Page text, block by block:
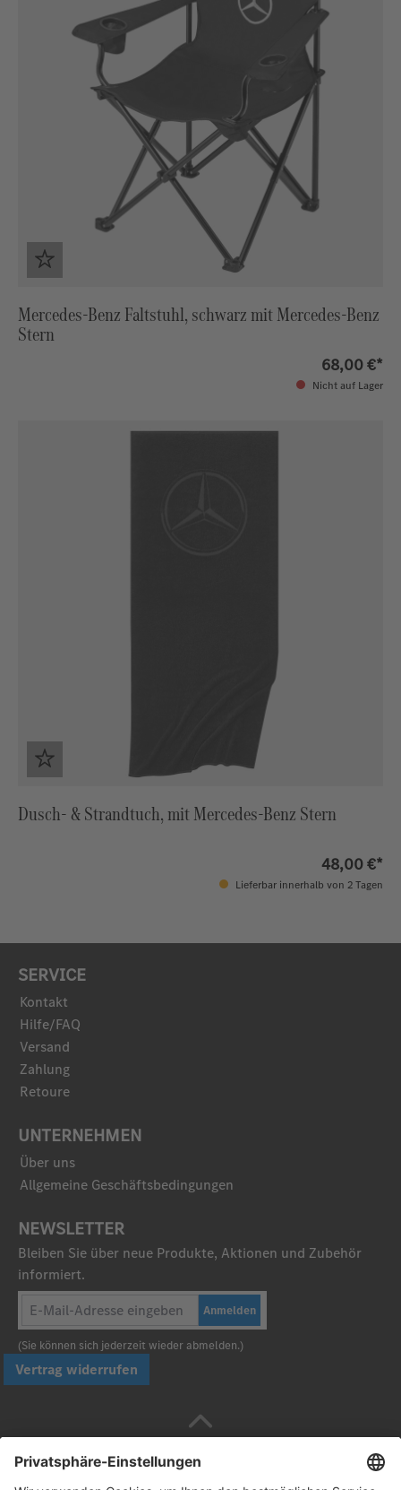
Mercedes-Benz Faltstuhl, schwarz mit Mercedes-Benz
Stern
68,00 €*
Nicht auf Lager
Dusch- & Strandtuch, mit Mercedes-Benz Stern
48,00 €*
Lieferbar innerhalb von 2 Tagen
SERVICE
Kontakt
Hilfe/FAQ
Versand
Zahlung
Retoure
UNTERNEHMEN
Über uns
Allgemeine Geschäftsbedingungen
NEWSLETTER
Bleiben Sie über neue Produkte, Aktionen und Zubehör
informiert.
Anmelden
(Sie können sich jederzeit wieder abmelden.)
Vertrag widerrufen